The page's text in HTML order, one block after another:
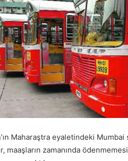
Maharaştra eyaletindeki
maaşların zamanında